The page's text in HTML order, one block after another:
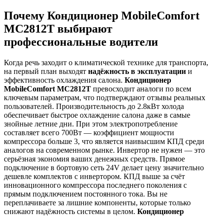
Почему Кондиционер MobileComfort
MC2812T выбирают
профессиональные водители
Когда речь заходит о климатической технике для транспорта,
на первый план выходят надёжность в эксплуатации и
эффективность охлаждения салона. Кондиционер
MobileComfort MC2812T превосходит аналоги по всем
ключевым параметрам, что подтверждают отзывы реальных
пользователей. Производительность до 2.8кВт холода
обеспечивает быстрое охлаждение салона даже в самые
знойные летние дни. При этом электропотребление
составляет всего 700Вт — коэффициент мощности
компрессора больше 3, что является наивысшим КПД среди
аналогов на современном рынке. Инвертор не нужен — это
серьёзная экономия ваших денежных средств. Прямое
подключение в бортовую сеть 24V делает цену значительно
дешевле комплектов с инвертором. КПД выше за счёт
инновационного компрессора последнего поколения с
прямым подключением постоянного тока. Вы не
переплачиваете за лишние компоненты, которые только
снижают надёжность системы в целом. Кондиционер